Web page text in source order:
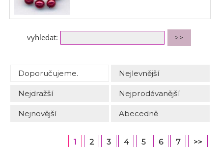
vyhledat:
Doporučujeme. Nejlevnější
Nejdražší Nejprodávanější
Nejnovější Abecedně
1 2 3 4 5 6 7 >>